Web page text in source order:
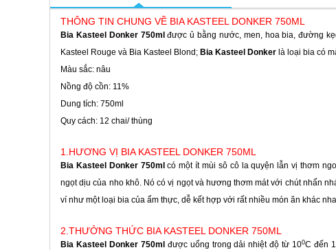
THÔNG TIN CHUNG VỀ BIA KASTEEL DONKER 750ML
Bia Kasteel Donker 750mlđược ủ bằng nước, men, hoa bia, đường
Kasteel Rouge và Bia Kasteel Blond; Bia Kasteel Donker là loại bia có
Màu sắc: nâu
Nồng độ cồn: 11%
Dung tích: 750ml
Quy cách: 12 chai/ thùng
1.HƯƠNG VỊ BIA KASTEEL DONKER 750ML
Bia Kasteel Donker 750ml có một ít mùi sô cô la quyện lẫn vị thơm
ngọt dịu của nho khô. Nó có vị ngọt và hương thơm mát với chút nhấn
ví như một loại bia của ẩm thực, dễ kết hợp với rất nhiều món ăn khác
2.THƯỞNG THỨC BIA KASTEEL DONKER 750ML
Bia Kasteel Donker 750ml được uống trong dải nhiệt độ từ 100C đến